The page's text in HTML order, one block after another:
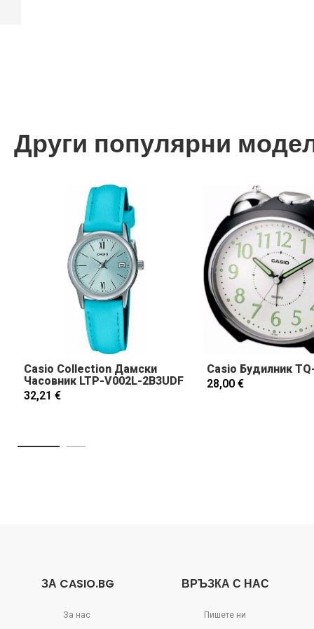
Други популярни
Casio Collection Дамски
Часовник LTP-V002L-2B3UDF
32,21 €
Casio Будилник
28,00 €
ЗА CASIO.BG
За нас
ВРЪЗКА С НАС
Пишете ни